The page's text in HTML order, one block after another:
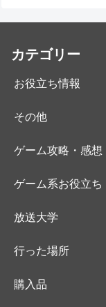
カテゴリー
お役立ち情報
その他
ゲーム攻略・感想
ゲーム系お役立ち
放送大学
行った場所
購入品